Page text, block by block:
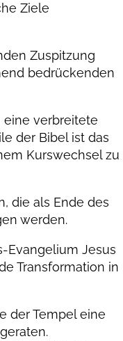
Ziele
Zuspitzung
bedrückenden
eine verbreitete
der Bibel ist das
Kurswechsel zu
die als Ende des
werden.
Evangelium Jesus
Transformation in
der Tempel eine